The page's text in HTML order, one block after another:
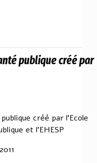
publique créé par
créé par l'Ecole
et l'EHESP